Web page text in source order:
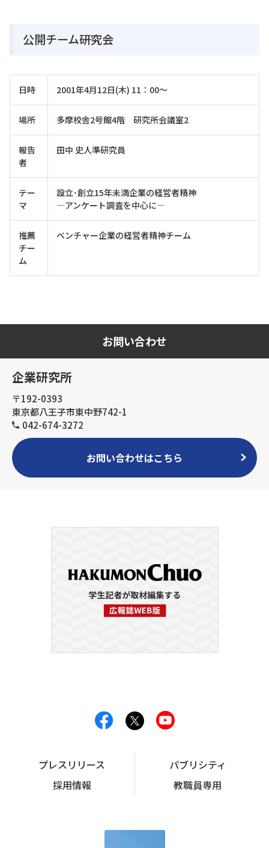
公開チーム研究会
日時 2001年4月12日(木) 11：00～
場所 多摩校舎2号館4階 研究所会議室2
報告
者
田中 史人準研究員
テー
マ
設立･創立15年未満企業の経営者精神
―アンケート調査を中心に―
推薦
チー
ム
ベンチャー企業の経営者精神チーム
お問い合わせ
企業研究所
〒192-0393
東京都八王子市東中野742-1
042-674-3272
お問い合わせはこちら
プレスリリース
パブリシティ
採用情報
教職員専用